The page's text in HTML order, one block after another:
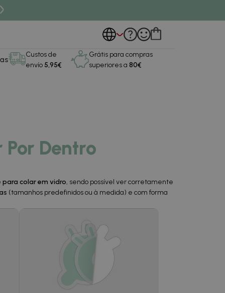
Custos de
envío5,95€
Grátis para compras
superiores a 80€
Dentro
para colar em vidro, sendo possível ver corretamente
(tamanhos predefinidos ou à medida) e com forma